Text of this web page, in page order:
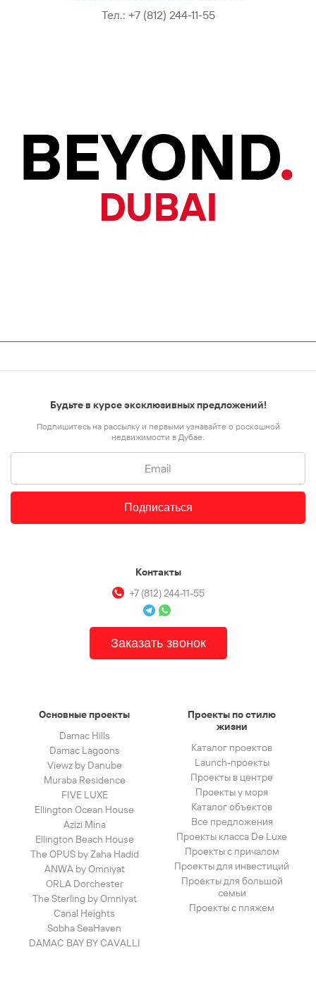
Тел.: +7 (812) 244-11-55
Основные проекты
Damac Hills
Damac Lagoons
Viewz by Danube
Muraba Residence
FIVE LUXE
Ellington Ocean House
Azizi Mina
Ellington Beach House
The OPUS by Zaha Hadid
ANWA by Omniyat
ORLA Dorchester
The Sterling by Omniyat
Canal Heights
Sobha SeaHaven
DAMAC BAY BY CAVALLI
Проекты по стилю
жизни
Каталог проектов
Launch-проекты
Проекты в центре
Проекты у моря
Каталог объектов
Все предложения
Проекты класса De Luxe
Проекты с причалом
Проекты для инвестиций
Проекты для большой
семьи
Проекты с пляжем
Контакты
+7 (812) 244-11-55
Заказать звонок
Будьте в курсе эксклюзивных предложений!
Подпишитесь на рассылку и первыми узнавайте о роскошной
недвижимости в Дубае.
Подписаться